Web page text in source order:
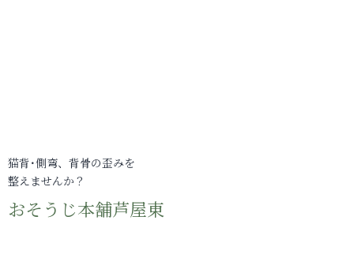
猫背･側弯、背骨の歪みを
整えませんか？
おそうじ本舗芦屋東